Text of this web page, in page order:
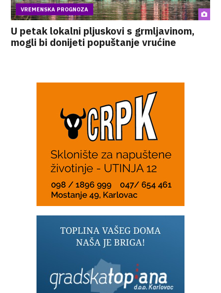
VREMENSKA PROGNOZA
U petak lokalni pljuskovi s grmljavinom,
mogli bi donijeti popuštanje vrućine